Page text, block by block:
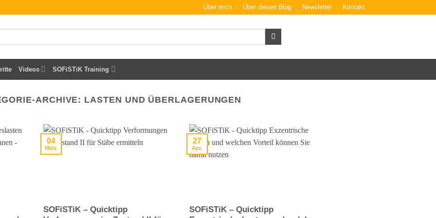
Über mich Über diesen Blog Newsletter Kontakt
Videos SOFiSTiK Training
ARCHIVE: LASTEN UND ÜBERLAGERUNGEN
SOFiSTiK – Quicktipp
04
März
SOFiSTiK – Quicktipp
27
Apr.